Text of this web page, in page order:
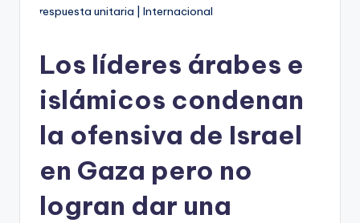
Los líderes árabes e
islámicos condenan
la ofensiva de Israel
en Gaza pero no
logran dar una